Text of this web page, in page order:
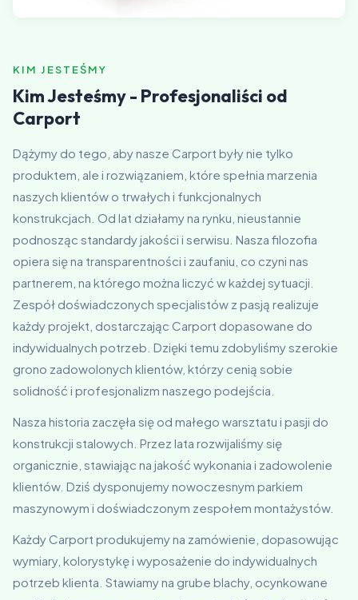
KIM JESTEŚMY
Kim Jesteśmy - Profesjonaliści od
Carport
Dążymy do tego, aby nasze Carport były nie tylko
produktem, ale i rozwiązaniem, które spełnia marzenia
naszych klientów o trwałych i funkcjonalnych
konstrukcjach. Od lat działamy na rynku, nieustannie
podnosząc standardy jakości i serwisu. Nasza filozofia
opiera się na transparentności i zaufaniu, co czyni nas
partnerem, na którego można liczyć w każdej sytuacji.
Zespół doświadczonych specjalistów z pasją realizuje
każdy projekt, dostarczając Carport dopasowane do
indywidualnych potrzeb. Dzięki temu zdobyliśmy szerokie
grono zadowolonych klientów, którzy cenią sobie
solidność i profesjonalizm naszego podejścia.
Nasza historia zaczęła się od małego warsztatu i pasji do
konstrukcji stalowych. Przez lata rozwijaliśmy się
organicznie, stawiając na jakość wykonania i zadowolenie
klientów. Dziś dysponujemy nowoczesnym parkiem
maszynowym i doświadczonym zespołem montażystów.
Każdy Carport produkujemy na zamówienie, dopasowując
wymiary, kolorystykę i wyposażenie do indywidualnych
potrzeb klienta. Stawiamy na grube blachy, ocynkowane